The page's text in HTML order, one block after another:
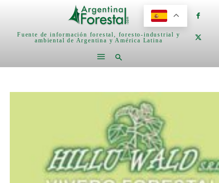
Fuente de información forestal, foresto-industrial y
ambiental de Argentina y América Latina